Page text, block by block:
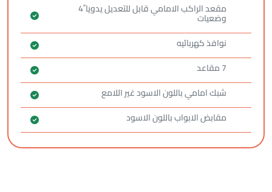
مقعد الراكب الامامي قابل للتعديل يدويا ً4
وضعيات
نوافذ كهربائيه
شبك امامي باللون الاسود غير اللامع
مقابض الابواب باللون الاسود